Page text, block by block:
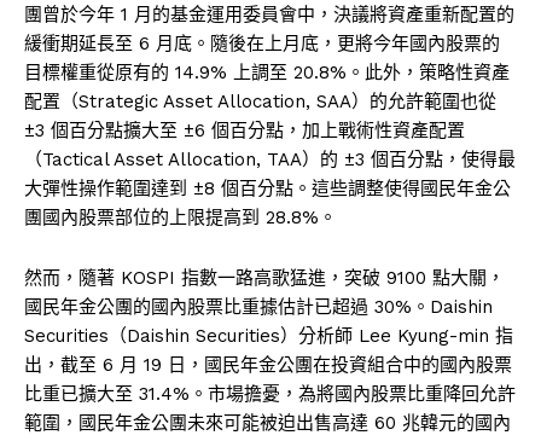
團曾於今年 1 月的基金運用委員會中，決議將資產重新配置的
緩衝期延長至 6 月底。隨後在上月底，更將今年國內股票的
目標權重從原有的 14.9% 上調至 20.8%。此外，策略性資產
配置（Strategic Asset Allocation, SAA）的允許範圍也從
±3 個百分點擴大至 ±6 個百分點，加上戰術性資產配置
（Tactical Asset Allocation, TAA）的 ±3 個百分點，使得最
大彈性操作範圍達到 ±8 個百分點。這些調整使得國民年金公
團國內股票部位的上限提高到 28.8%。
然而，隨著 KOSPI 指數一路高歌猛進，突破 9100 點大關，
國民年金公團的國內股票比重據估計已超過 30%。Daishin
Securities（Daishin Securities）分析師 Lee Kyung-min 指
出，截至 6 月 19 日，國民年金公團在投資組合中的國內股票
比重已擴大至 31.4%。市場擔憂，為將國內股票比重降回允許
範圍，國民年金公團未來可能被迫出售高達 60 兆韓元的國內